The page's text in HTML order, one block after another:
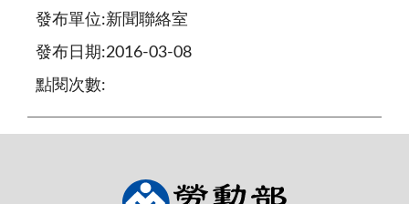
發布單位:新聞聯絡室
發布日期:2016-03-08
點閱次數: